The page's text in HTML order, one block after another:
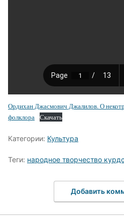
Ордихан Джасмович Джалилов. О
фолклора Скачать
Категории: Культура
Теги: народное творчество
Добавить